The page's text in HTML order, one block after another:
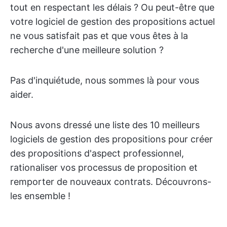
tout en respectant les délais ? Ou peut-être que
votre logiciel de gestion des propositions actuel
ne vous satisfait pas et que vous êtes à la
recherche d'une meilleure solution ?
Pas d'inquiétude, nous sommes là pour vous
aider.
Nous avons dressé une liste des 10 meilleurs
logiciels de gestion des propositions pour créer
des propositions d'aspect professionnel,
rationaliser vos processus de proposition et
remporter de nouveaux contrats. Découvrons-
les ensemble !